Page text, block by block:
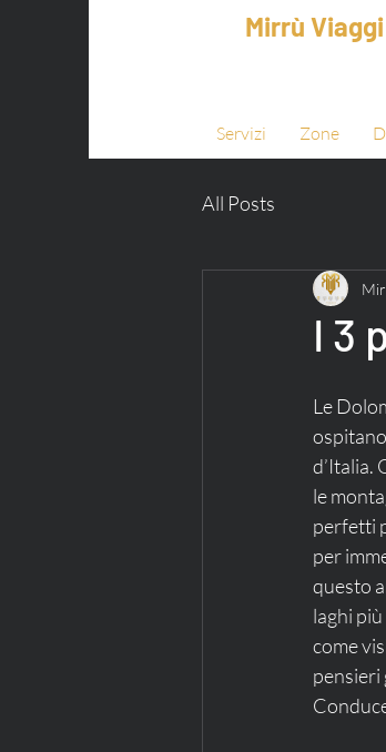
Mirrù Viaggi
Servizi Zone
All Posts
I 3
Le
d’Italia.
le
perfetti
per
questo
laghi
come
pensieri